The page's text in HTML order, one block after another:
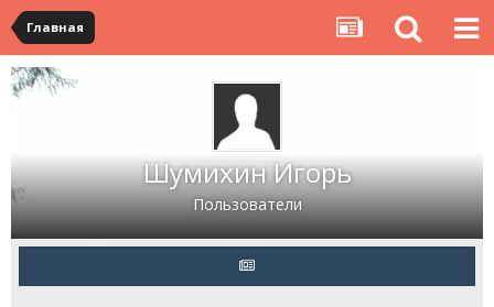
Главная
Шумихин Игорь
Пользователи